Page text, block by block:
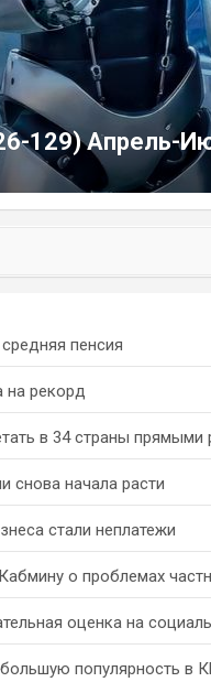
129) Апрель-
пенсия
на рекорд
в 34 страны прямыми
снова начала расти
стали неплатежи
о проблемах
оценка на
популярность в